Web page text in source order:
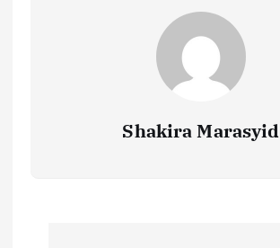
p k
Shakira Marasyid